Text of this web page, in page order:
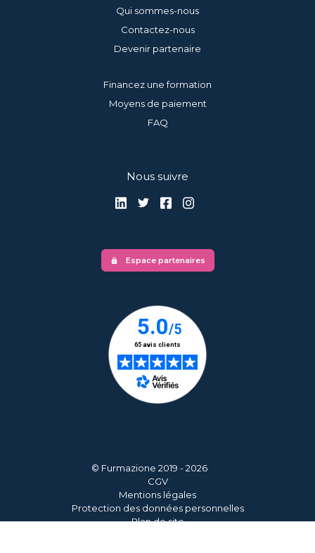
Qui sommes-nous
Contactez-nous
Devenir partenaire
Financez une formation
Moyens de paiement
FAQ
Nous suivre
lock Espace partenaires
© Furmazione 2019 - 2026
CGV
Mentions légales
Protection des données personnelles
Plan de site